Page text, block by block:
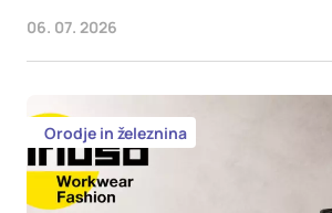
06. 07. 2026
Orodje in železnina